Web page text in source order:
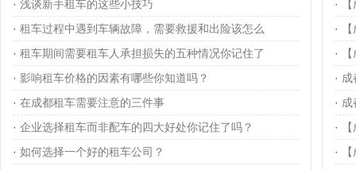
· 浅谈新手租车的这些小技巧
· 租车过程中遇到车辆故障，需要救援和出险该怎么
· 租车期间需要租车人承担损失的五种情况你记住了
· 影响租车价格的因素有哪些你知道吗？
· 在成都租车需要注意的三件事
· 企业选择租车而非配车的四大好处你记住了吗？
· 如何选择一个好的租车公司？
·
·
·
· 成
· 成
·
·